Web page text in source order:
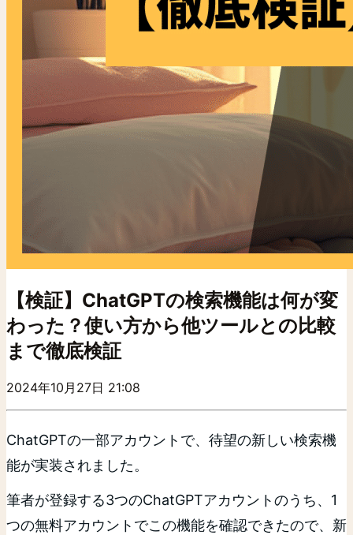
【検証】ChatGPTの検索機能は何が変
わった？使い方から他ツールとの比較
まで徹底検証
2024年10月27日 21:08
ChatGPTの一部アカウントで、待望の新しい検索機
能が実装されました。
筆者が登録する3つのChatGPTアカウントのうち、1
つの無料アカウントでこの機能を確認できたので、新